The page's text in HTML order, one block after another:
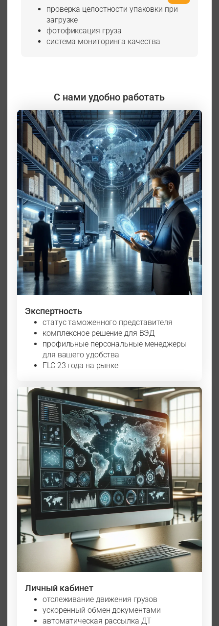
проверка целостности упаковки при
загрузке
фотофиксация груза
система мониторинга качества
С нами удобно работать
Экспертность
статус таможенного представителя
комплексное решение для ВЭД
профильные персональные менеджеры
для вашего удобства
FLC 23 года на рынке
Личный кабинет
отслеживание движения грузов
ускоренный обмен документами
автоматическая рассылка ДТ